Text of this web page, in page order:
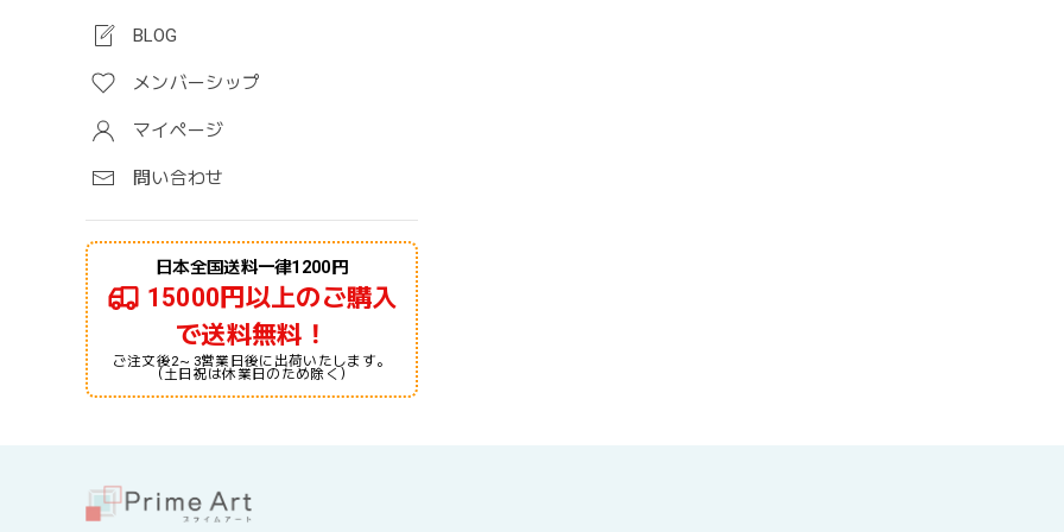
BLOG
メンバーシップ
マイページ
問い合わせ
日本全国送料一律1200円
15000円以上のご購入
で送料無料！
ご注文後2～3営業日後に出荷いたします。
（土日祝は休業日のため除く）